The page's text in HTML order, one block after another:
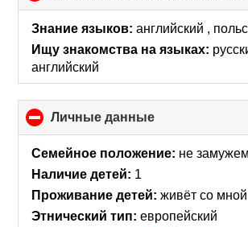
Знание языков: английский ,
Ищу знакомства на языках:
английский
Личные данные
to
collapse
Семейное положение: не замужем
Наличие детей: 1
Проживание детей: живёт со мной
Этнический тип: европейский